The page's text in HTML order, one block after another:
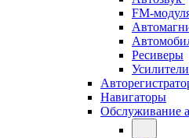
FM-
Ресиверы
Навигаторы
Обслуживание